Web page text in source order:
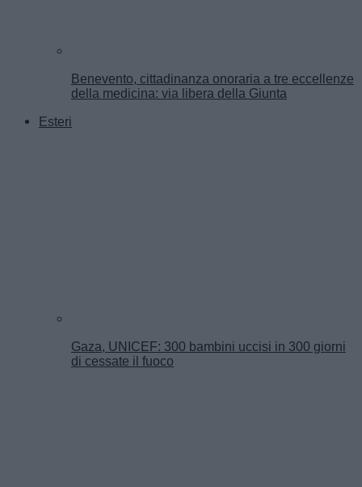
Benevento, cittadinanza onoraria a tre eccellenze
della medicina: via libera della Giunta
Esteri
Gaza, UNICEF: 300 bambini uccisi in 300 giorni
di cessate il fuoco